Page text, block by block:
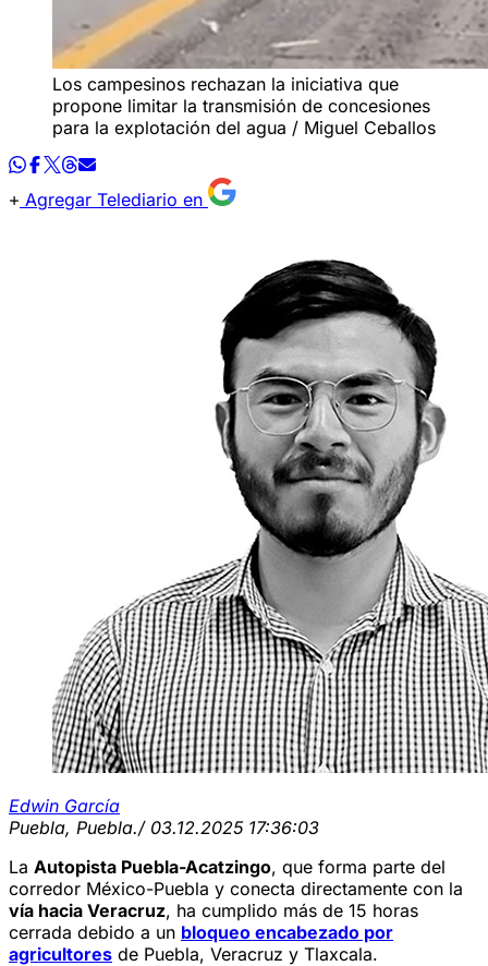
Los campesinos rechazan la iniciativa que
propone limitar la transmisión de concesiones
para la explotación del agua / Miguel Ceballos
Agregar Telediario en
Edwin García
Puebla, Puebla./ 03.12.2025 17:36:03
La Autopista Puebla-Acatzingo, que forma parte del
corredor México-Puebla y conecta directamente con la
vía hacia Veracruz, ha cumplido más de 15 horas
cerrada debido a un bloqueo encabezado por
agricultores de Puebla, Veracruz y Tlaxcala.